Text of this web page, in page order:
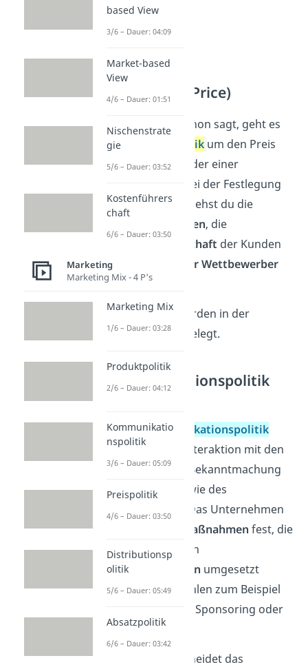
Preispolitik (Price)
Wie der Name schon sagt, geht es
bei der
Preispolitik um den Preis
eines Produkts oder einer
Dienstleistung. Bei der Festlegung
eines Preises beziehst du die
Produktionskosten, die
Zahlungsbereitschaft der Kunden
und die
Preise der Wettbewerber
mit ein.
AuchRabatte werden in der
Preispolitik festgelegt.
Kommunikationspolitik
(Promotion)
Bei derKommunikationspolitik
geht es um die Interaktion mit den
Kunden und die Bekanntmachung
des Produkts sowie des
Unternehmens. Das Unternehmen
Marketingmaßnahmen fest, die
auf verschiedenen
Marketingkanälen umgesetzt
werden. Dazu zählen zum Beispiel
Medienwerbung, Sponsoring oder
Events.
Außerdem entscheidet das
based View
3/6 – Dauer: 04:09
Market-based
View
4/6 – Dauer: 01:51
Nischenstrate
gie
5/6 – Dauer: 03:52
Kostenführers
chaft
6/6 – Dauer: 03:50
Marketing
Marketing Mix - 4 P's
Marketing Mix
1/6 – Dauer: 03:28
Produktpolitik
2/6 – Dauer: 04:12
Kommunikatio
nspolitik
3/6 – Dauer: 05:09
Preispolitik
4/6 – Dauer: 03:50
Distributionsp
olitik
5/6 – Dauer: 05:49
Absatzpolitik
6/6 – Dauer: 03:42